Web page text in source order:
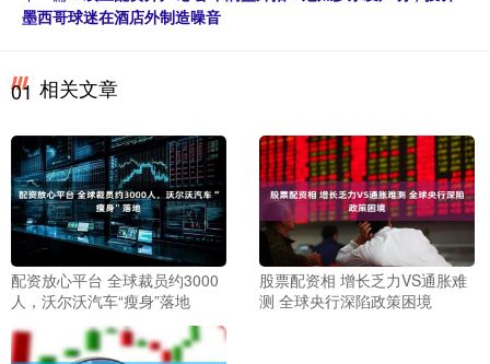
墨西哥球迷在酒店外制造噪音
01 相关文章
配资放心平台 全球裁员约3000
人，沃尔沃汽车“瘦身”落地
股票配资相 增长乏力VS通胀难
测 全球央行深陷政策困境